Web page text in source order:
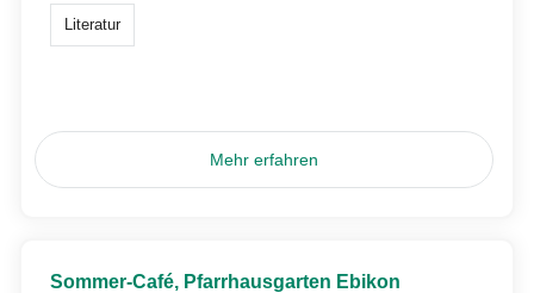
Literatur
Mehr erfahren
Sommer-Café, Pfarrhausgarten Ebikon